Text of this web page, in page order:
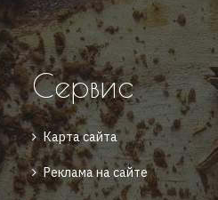
Сервис
Карта сайта
Реклама на сайте